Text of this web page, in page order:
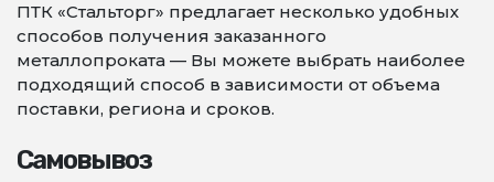
ПТК «Стальторг» предлагает несколько удобных
способов получения заказанного
металлопроката — Вы можете выбрать наиболее
подходящий способ в зависимости от объема
поставки, региона и сроков.
Самовывоз